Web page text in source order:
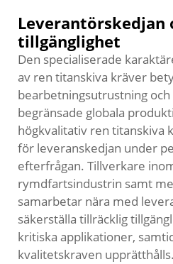
Leverantörskedjan
tillgänglighet
Den specialiserade
av ren titanskiva kräver
bearbetningsutrustning
begränsade globala
högkvalitativ ren titanskiva
för leveranskedjan under
efterfrågan. Tillverkare
rymdfartsindustrin samt
samarbetar nära med
säkerställa tillräcklig
kritiska applikationer,
kvalitetskraven upprätthålls.